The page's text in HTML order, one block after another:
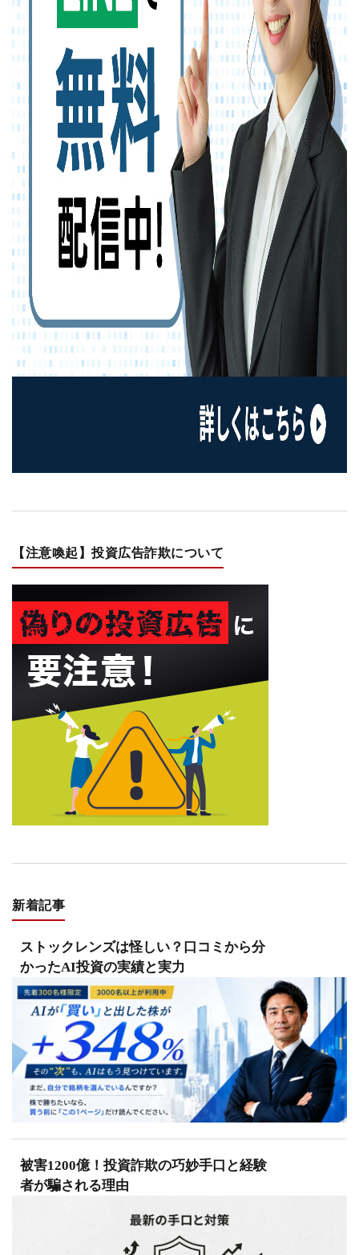
【注意喚起】投資広告詐欺について
新着記事
ストックレンズは怪しい？口コミから分
かったAI投資の実績と実力
被害1200億！投資詐欺の巧妙手口と経験
者が騙される理由